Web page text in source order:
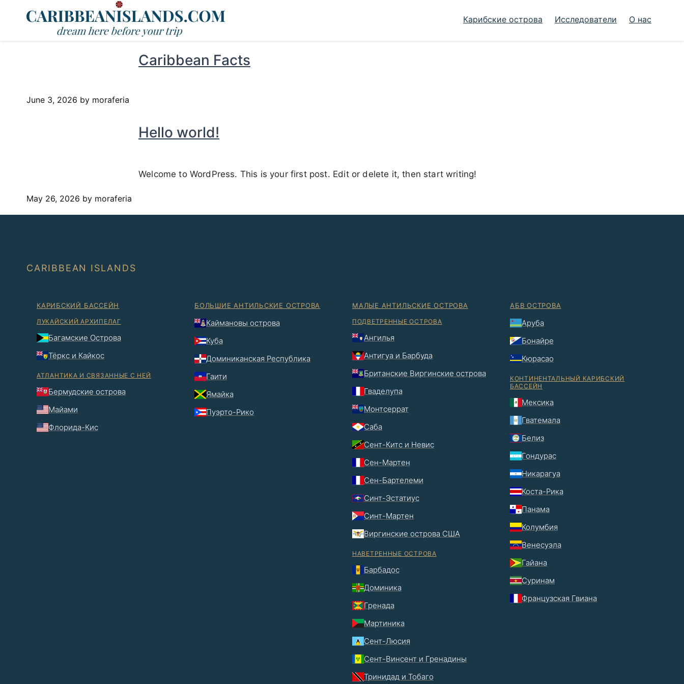
Карибские острова Исследователи О нас
Caribbean Facts
June 3, 2026 by moraferia
Hello world!
Welcome to WordPress. This is your first post. Edit or delete it, then start writing!
May 26, 2026 by moraferia
CARIBBEAN ISLANDS
КАРИБСКИЙ БАССЕЙН
ЛУКАЙСКИЙ АРХИПЕЛАГ
Багамские Острова
Тёркс и Кайкос
АТЛАНТИКА И СВЯЗАННЫЕ С НЕЙ
Бермудские острова
Майами
Флорида-Кис
БОЛЬШИЕ АНТИЛЬСКИЕ ОСТРОВА
Каймановы острова
Куба
Доминиканская Республика
Гаити
Ямайка
Пуэрто-Рико
МАЛЫЕ АНТИЛЬСКИЕ ОСТРОВА
ПОДВЕТРЕННЫЕ ОСТРОВА
Ангилья
Антигуа и Барбуда
Британские Виргинские острова
Гваделупа
Монтсеррат
Саба
Сент-Китс и Невис
Сен-Мартен
Сен-Бартелеми
Синт-Эстатиус
Синт-Мартен
Виргинские острова США
НАВЕТРЕННЫЕ ОСТРОВА
Барбадос
Доминика
Гренада
Мартиника
Сент-Люсия
Сент-Винсент и Гренадины
Тринидад и Тобаго
АБВ ОСТРОВА
Аруба
Бонайре
Кюрасао
КОНТИНЕНТАЛЬНЫЙ КАРИБСКИЙ
БАССЕЙН
Мексика
Гватемала
Белиз
Гондурас
Никарагуа
Коста-Рика
Панама
Колумбия
Венесуэла
Гайана
Суринам
Французская Гвиана